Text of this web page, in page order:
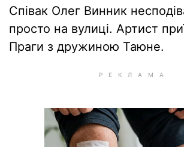
Співак Олег Винник
просто на вулиці. Артист
Праги з дружиною Таюне.